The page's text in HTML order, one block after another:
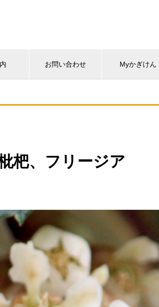
お問い合わせ Myかぎけん
杷、フリージア